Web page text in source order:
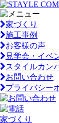
家づくり
施工事例
お客様の声
見学会・イベ
スタイルカン
お問い合わせ
プライバシー
家づくり